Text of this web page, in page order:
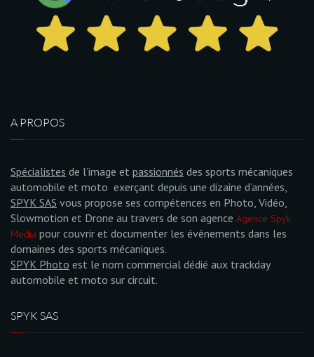
A PROPOS
Spécialistes de l’image et passionnés des sports mécaniques
automobile et moto exerçant depuis une dizaine d’années,
SPYK SAS vous propose ses compétences en Photo, Vidéo,
Slowmotion et Drone au travers de son agence Agence Spyk
Media pour couvrir et documenter les évènements dans les
domaines des sports mécaniques.
SPYK Photo est le nom commercial dédié aux trackday
automobile et moto sur circuit.
SPYK SAS